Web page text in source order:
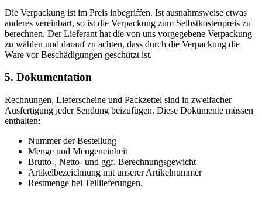
Die Verpackung ist im Preis inbegriffen. Ist ausnahmsweise etwas
anderes vereinbart, so ist die Verpackung zum Selbstkostenpreis zu
berechnen. Der Lieferant hat die von uns vorgegebene Verpackung
zu wählen und darauf zu achten, dass durch die Verpackung die
Ware vor Beschädigungen geschützt ist.
5. Dokumentation
Rechnungen, Lieferscheine und Packzettel sind in zweifacher
Ausfertigung jeder Sendung beizufügen. Diese Dokumente müssen
enthalten:
Nummer der Bestellung
Menge und Mengeneinheit
Brutto-, Netto- und ggf. Berechnungsgewicht
Artikelbezeichnung mit unserer Artikelnummer
Restmenge bei Teillieferungen.